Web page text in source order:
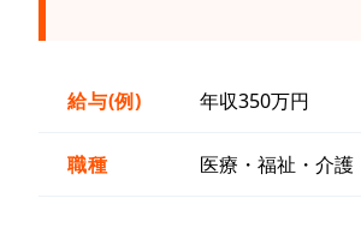
給与(例) 年収350万円
職種 医療・福祉・介護